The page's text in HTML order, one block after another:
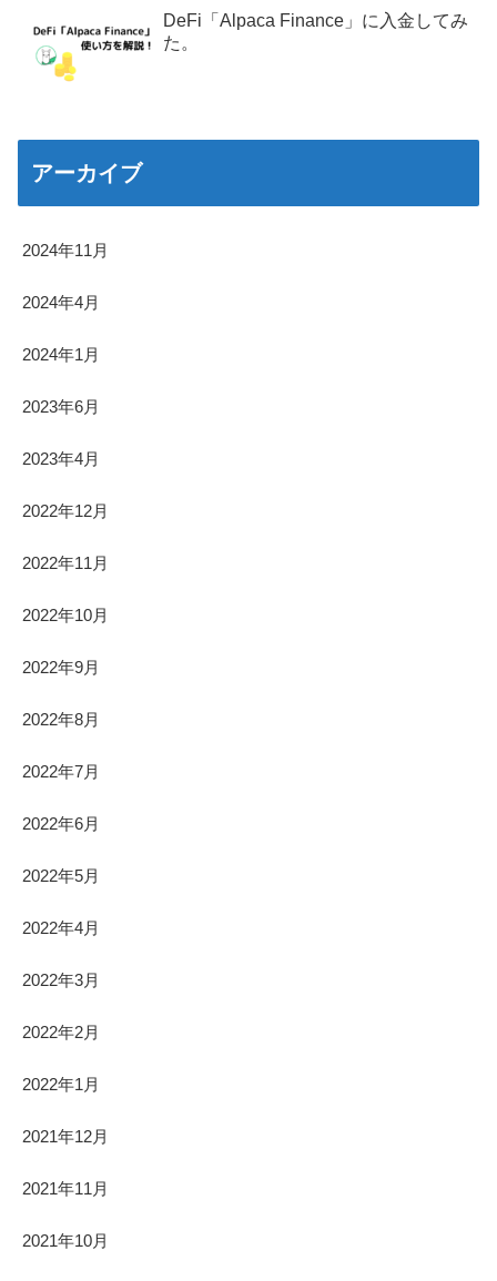
DeFi「Alpaca Finance」に入金してみ
た。
アーカイブ
2024年11月
2024年4月
2024年1月
2023年6月
2023年4月
2022年12月
2022年11月
2022年10月
2022年9月
2022年8月
2022年7月
2022年6月
2022年5月
2022年4月
2022年3月
2022年2月
2022年1月
2021年12月
2021年11月
2021年10月